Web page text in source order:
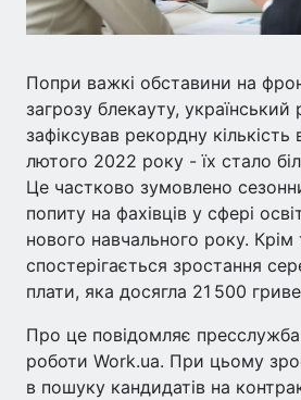
Попри важкі обставини на
загрозу блекауту, український
зафіксував рекордну кількість
лютого 2022 року - їх стало
Це частково зумовлено
попиту на фахівців у сфері
нового навчального року.
спостерігається зростання
плати, яка досягла 21 500
Про це повідомляє
роботи Work.ua. При цьому
в пошуку кандидатів на